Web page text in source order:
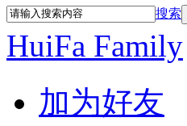
搜索
HuiFa Family
加为好友